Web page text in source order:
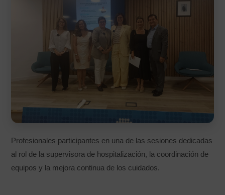
Profesionales participantes en una de las sesiones dedicadas
al rol de la supervisora de hospitalización, la coordinación de
equipos y la mejora continua de los cuidados.